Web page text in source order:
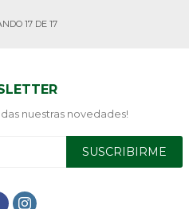
17DE 17
nuestras novedades!
SUSCRIBIRME
